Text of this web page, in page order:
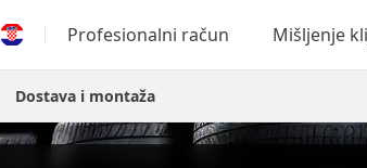
Profesionalni račun Mišljenje
Dostava i montaža